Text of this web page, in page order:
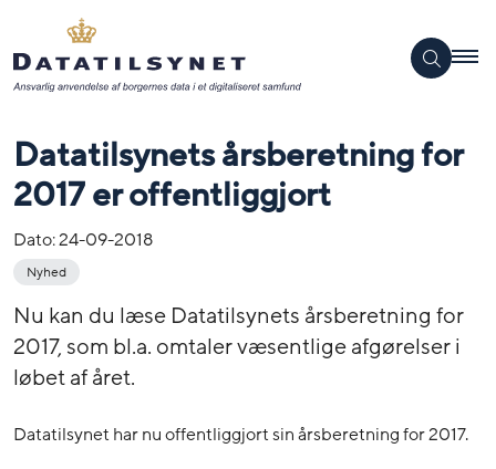
Datatilsynets årsberetning for
2017 er offentliggjort
Dato:24-09-2018
Nyhed
Nu kan du læse Datatilsynets årsberetning for
2017, som bl.a. omtaler væsentlige afgørelser i
løbet af året.
Datatilsynet har nu offentliggjort sin årsberetning for 2017.